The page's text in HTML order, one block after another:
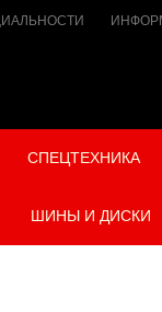
СПЕЦТЕХНИКА
ШИНЫ И ДИСКИ